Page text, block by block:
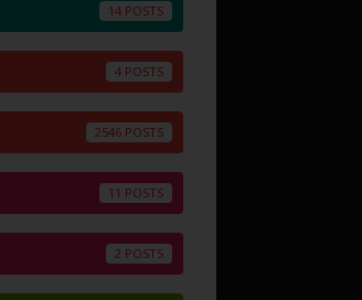
14
4
2546
11
2